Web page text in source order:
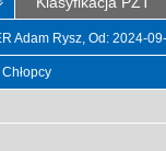
Adam Rysz, Od: 2024-